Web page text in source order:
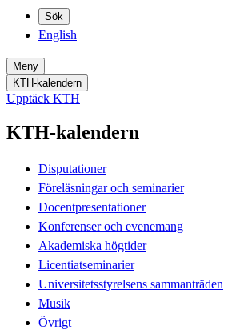
Sök
English
Meny
KTH-kalendern
Upptäck KTH
KTH-kalendern
Disputationer
Föreläsningar och seminarier
Docentpresentationer
Konferenser och evenemang
Akademiska högtider
Licentiatseminarier
Universitetsstyrelsens sammanträden
Musik
Övrigt